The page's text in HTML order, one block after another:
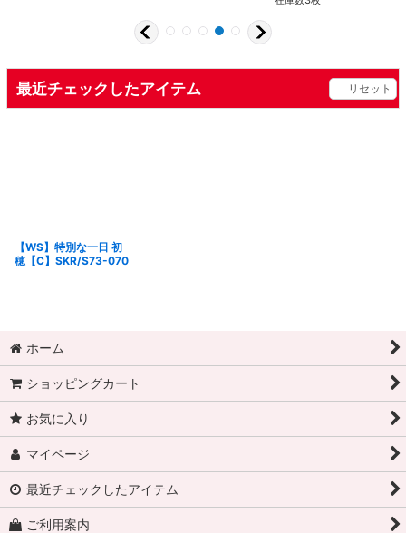
最近チェックしたアイテム リセット
【WS】特別な一日 初
穂【C】SKR/S73-070
ホーム
ショッピングカート
お気に入り
マイページ
最近チェックしたアイテム
ご利用案内